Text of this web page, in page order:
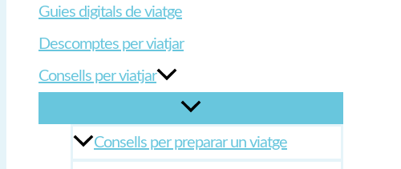
Guies digitals de viatge
Descomptes per viatjar
Consells per viatjar
Consells per preparar un viatge